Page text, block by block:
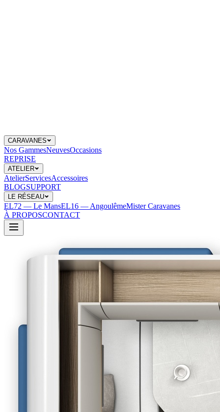
CARAVANES
Nos GammesNeuvesOccasions
REPRISE
ATELIER
AtelierServicesAccessoires
BLOGSUPPORT
LE RÉSEAU
EL72 — Le MansEL16 — AngoulêmeMister Caravanes
À PROPOSCONTACT